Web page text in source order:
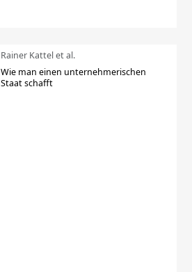
Rainer Kattel et al.
Wie man einen unternehmerischen
Staat schafft